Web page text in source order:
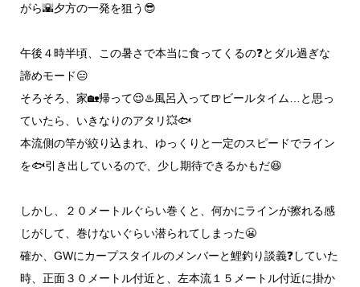
がら🌇夕方の一発を狙う😎
午後４時半頃、この暑さで本当に食ってくるの❓️とダル過ぎな
諦めモード😑
そろそろ、家🏡帰って😌♨️風呂入って🍺ビールタイム…と思っ
ていたら、いきなりのアタリ💥🐟️
本流側の竿が絞り込まれ、ゆっくりと一定のスピードでライン
を🐟️引き出しているので、少し期待できるかもだ😆
しかし、２０メートルぐらい巻くと、何かにラインが擦れる感
じがして、巻けないぐらい潜られてしまった😬
確か、GWにカープスタイルのメンバーと鯉釣り談義❓️していた
時、正面３０メートル付近と、左本流１５メートル付近に掛か